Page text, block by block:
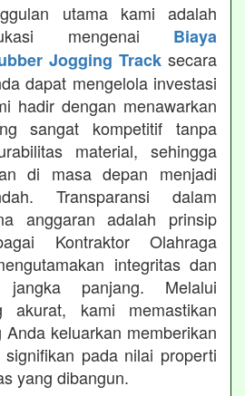
utama kami adalah
mengenai Biaya
Jogging Track secara
dapat mengelola investasi
hadir dengan menawarkan
sangat kompetitif tanpa
material, sehingga
di masa depan menjadi
Transparansi dalam
anggaran adalah prinsip
Kontraktor Olahraga
integritas dan
panjang. Melalui
akurat, kami memastikan
keluarkan memberikan
pada nilai properti
yang dibangun.